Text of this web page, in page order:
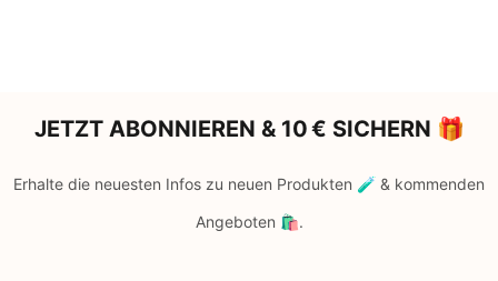
JETZT ABONNIEREN & 10 € SICHERN 🎁
Erhalte die neuesten Infos zu neuen Produkten 🧪 & kommenden
Angeboten 🛍️.